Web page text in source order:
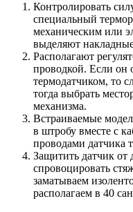
Контролировать
специальный
механическим или
выделяют
Располагают
проводкой. Если он
термодатчиком, то
тогда выбрать
механизма.
Встраиваемые
в штробу вместе с
проводами датчика
Защитить датчик
спровоцировать
заматываем
располагаем в 40